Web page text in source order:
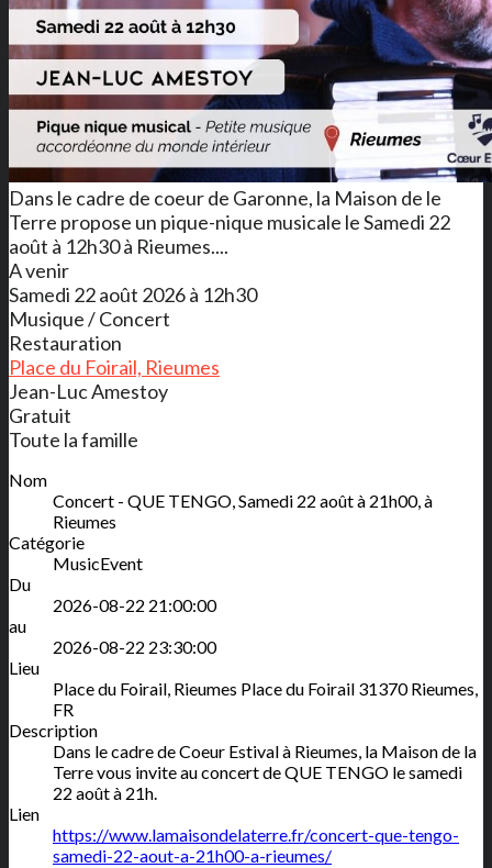
Dans le cadre de coeur de Garonne, la Maison de le
Terre propose un pique-nique musicale le Samedi 22
août à 12h30 à Rieumes....
A venir
Samedi 22 août 2026 à 12h30
Musique / Concert
Restauration
Place du Foirail, Rieumes
Jean-Luc Amestoy
Gratuit
Toute la famille
Nom
Concert - QUE TENGO, Samedi 22 août à 21h00, à
Rieumes
Catégorie
MusicEvent
Du
2026-08-22 21:00:00
au
2026-08-22 23:30:00
Lieu
Place du Foirail, Rieumes Place du Foirail 31370 Rieumes,
FR
Description
Dans le cadre de Coeur Estival à Rieumes, la Maison de la
Terre vous invite au concert de QUE TENGO le samedi
22 août à 21h.
Lien
https://www.lamaisondelaterre.fr/concert-que-tengo-
samedi-22-aout-a-21h00-a-rieumes/